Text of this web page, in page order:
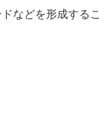
などを形成するこ